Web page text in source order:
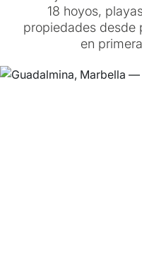
18 hoyos,
propiedades desde
en